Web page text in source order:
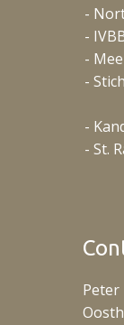
-
-
-
-
-
- St.